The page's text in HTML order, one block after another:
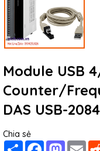
Module USB
Counter/
DAS USB-
Chia sẻ
Share Facebook